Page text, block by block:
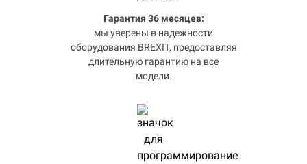
Гарантия 36 месяцев:
мы уверены в надежности
оборудования BREXIT, предоставляя
длительную гарантию на все
модели.